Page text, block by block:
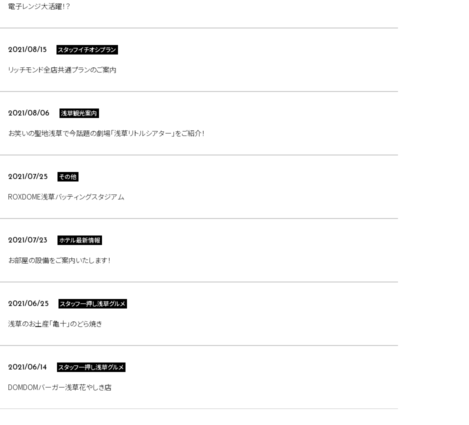
電子レンジ大活躍！？
2021/08/15 スタッフイチオシプラン
リッチモンド全店共通プランのご案内
2021/08/06 浅草観光案内
お笑いの聖地浅草で今話題の劇場｢浅草リトルシアター｣をご紹介！
2021/07/25 その他
ROXDOME浅草バッティングスタジアム
2021/07/23 ホテル最新情報
お部屋の設備をご案内いたします！
2021/06/25 スタッフ一押し浅草グルメ
浅草のお土産「亀十」のどら焼き
2021/06/14 スタッフ一押し浅草グルメ
DOMDOMバーガー浅草花やしき店